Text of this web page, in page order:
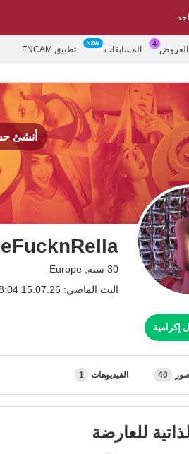
المسابقات تطبيق FNCAM
أنشئ
30 سنة, Europe
البث الماضي: 15.07.26 8:04 AM
إكرامية
40 الفيديوهات 1
للعارضة